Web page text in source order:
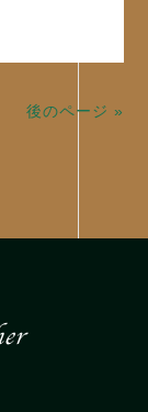
後のページ »